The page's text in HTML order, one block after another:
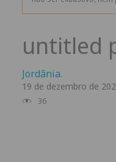
Jordânia.
19 de dezembro de
36